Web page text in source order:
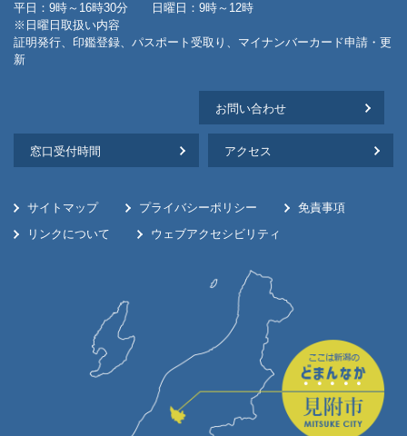
平日：9時～16時30分 日曜日：9時～12時
※日曜日取扱い内容
証明発行、印鑑登録、パスポート受取り、マイナンバーカード申請・更
新
お問い合わせ
窓口受付時間 アクセス
サイトマップ プライバシーポリシー
免責事項
リンクについて
ウェブアクセシビリティ